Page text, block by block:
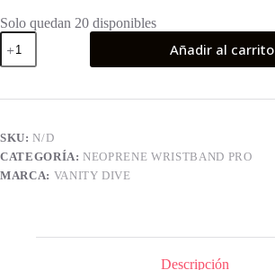
Solo quedan 20 disponibles
Neoprene
Wristband
Pro
cantidad
Añadir al carrito
SKU:N/D
CATEGORÍA:NEOPRENE WRISTBAND PRO
MARCA: VANITY DIVE
Descripción